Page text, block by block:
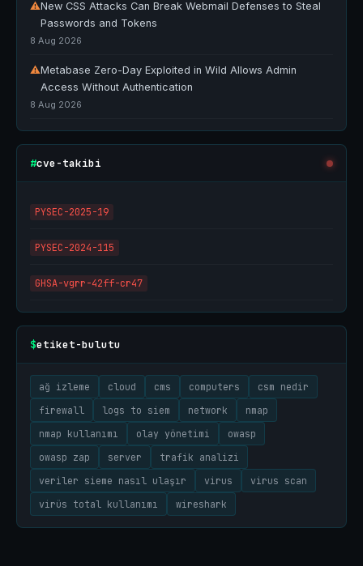
⚠New CSS Attacks Can Break Webmail Defenses to Steal
Passwords and Tokens
8 Aug 2026
⚠Metabase Zero-Day Exploited in Wild Allows Admin
Access Without Authentication
8 Aug 2026
#cve-takibi
PYSEC-2025-19
PYSEC-2024-115
GHSA-vgrr-42ff-cr47
$etiket-bulutu
ağ izleme cloud cms computers
csm nedir
firewall
logs to siem network
nmap
nmap kullanımı
olay yönetimi
owasp
owasp zap
server
trafik analizi
veriler sieme nasıl ulaşır
virus
virus scan
virüs total kullanımı
wireshark